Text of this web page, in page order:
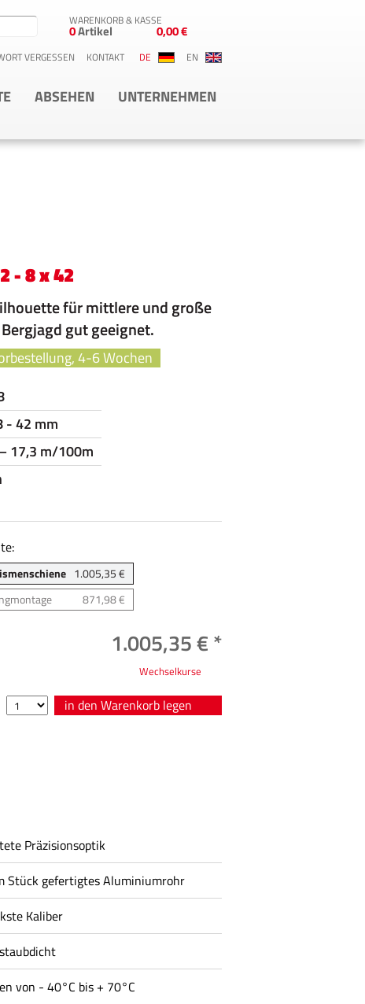
WARENKORB & KASSE
0,00 €
0Artikel
VERGESSEN KONTAKT DE EN
ABSEHEN
UNTERNEHMEN
- 8 x 42
für mittlere und große
gut geeignet.
4-6 Wochen
- 42 mm
17,3 m/100m
1.005,35 €
871,98 €
1.005,35 € *
Wechselkurse
Präzisionsoptik
Stück gefertigtes Aluminiumrohr
Kaliber
von - 40°C bis + 70°C